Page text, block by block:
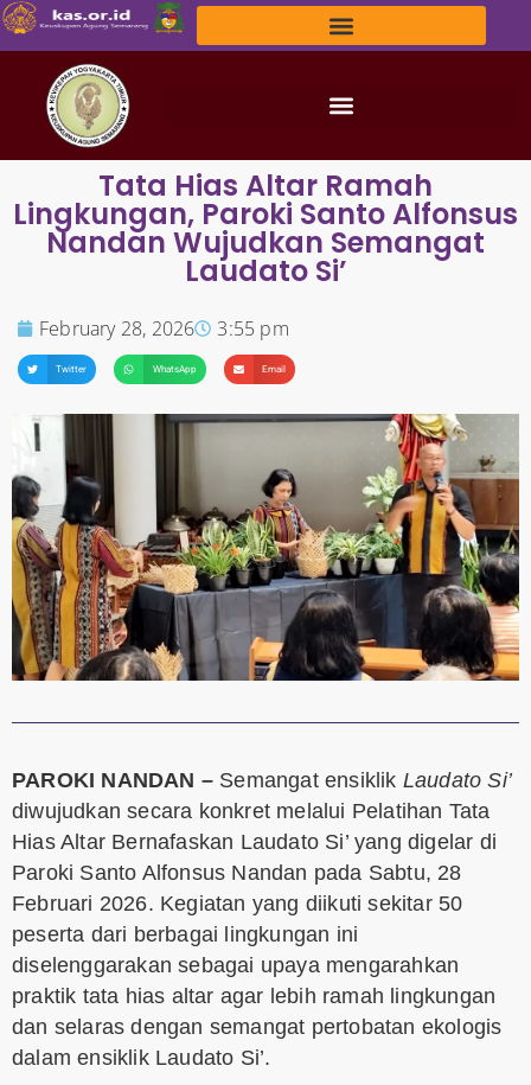
Tata Hias Altar Ramah
Lingkungan, Paroki Santo Alfonsus
Nandan Wujudkan Semangat
Laudato Si’
February 28, 2026 3:55 pm
Twitter WhatsApp Email
PAROKI NANDAN – Semangat ensiklik Laudato Si’
diwujudkan secara konkret melalui Pelatihan Tata
Hias Altar Bernafaskan Laudato Si’ yang digelar di
Paroki Santo Alfonsus Nandan pada Sabtu, 28
Februari 2026. Kegiatan yang diikuti sekitar 50
peserta dari berbagai lingkungan ini
diselenggarakan sebagai upaya mengarahkan
praktik tata hias altar agar lebih ramah lingkungan
dan selaras dengan semangat pertobatan ekologis
dalam ensiklik Laudato Si’.